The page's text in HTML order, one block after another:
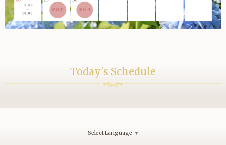
Today's Schedule
Select Language ▼